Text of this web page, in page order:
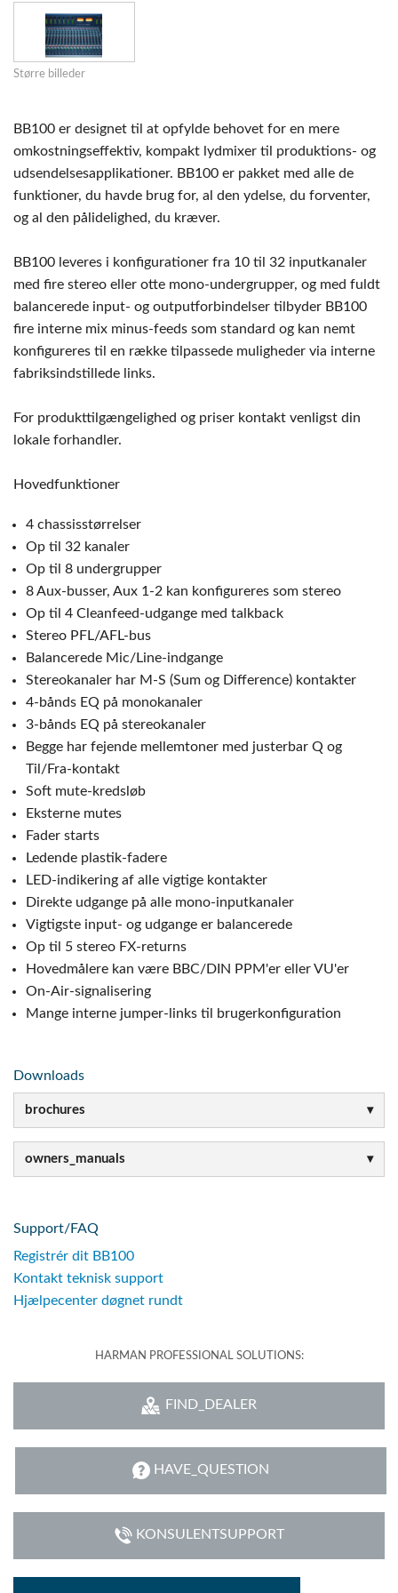
Større billeder
BB100 er designet til at opfylde behovet for en mere
omkostningseffektiv, kompakt lydmixer til produktions- og
udsendelsesapplikationer. BB100 er pakket med alle de
funktioner, du havde brug for, al den ydelse, du forventer,
og al den pålidelighed, du kræver.
BB100 leveres i konfigurationer fra 10 til 32 inputkanaler
med fire stereo eller otte mono-undergrupper, og med fuldt
balancerede input- og outputforbindelser tilbyder BB100
fire interne mix minus-feeds som standard og kan nemt
konfigureres til en række tilpassede muligheder via interne
fabriksindstillede links.
For produkttilgængelighed og priser kontakt venligst din
lokale forhandler.
Hovedfunktioner
4 chassisstørrelser
Op til 32 kanaler
Op til 8 undergrupper
8 Aux-busser, Aux 1-2 kan konfigureres som stereo
Op til 4 Cleanfeed-udgange med talkback
Stereo PFL/AFL-bus
Balancerede Mic/Line-indgange
Stereokanaler har M-S (Sum og Difference) kontakter
4-bånds EQ på monokanaler
3-bånds EQ på stereokanaler
Begge har fejende mellemtoner med justerbar Q og
Til/Fra-kontakt
Soft mute-kredsløb
Eksterne mutes
Fader starts
Ledende plastik-fadere
LED-indikering af alle vigtige kontakter
Direkte udgange på alle mono-inputkanaler
Vigtigste input- og udgange er balancerede
Op til 5 stereo FX-returns
Hovedmålere kan være BBC/DIN PPM'er eller VU'er
On-Air-signalisering
Mange interne jumper-links til brugerkonfiguration
Downloads
brochures
owners_manuals
Support/FAQ
Registrér dit BB100
Kontakt teknisk support
Hjælpecenter døgnet rundt
HARMAN PROFESSIONAL SOLUTIONS:
FIND_DEALER
HAVE_QUESTION
KONSULENTSUPPORT